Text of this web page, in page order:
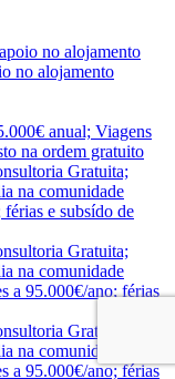
no alojamento
no alojamento
anual; Viagens
na ordem gratuito
Gratuita;
na comunidade
e subsído de
Gratuita;
na comunidade
a 95.000€/ano; férias
Gratuita;
na comunidade
a 95.000€/ano; férias